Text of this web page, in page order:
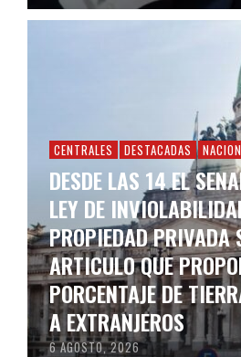
CENTRALES DESTACADAS
DESDE LAS 14 EL
LEY DE
PROPIEDAD PRIVADA
ARTICULO QUE
PORCENTAJE DE
A EXTRANJEROS
6 AGOSTO, 2026